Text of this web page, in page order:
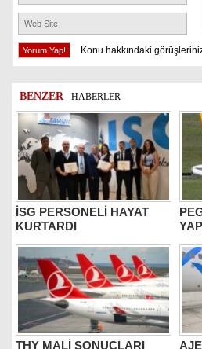
Konu hakkındaki
BENZER HABERLER
İSG PERSONELİ HAYAT
KURTARDI
THY MALİ SONUÇLARI